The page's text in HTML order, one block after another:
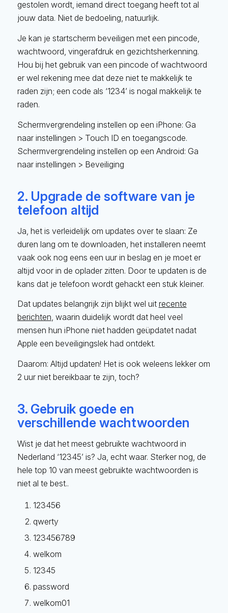
gestolen wordt, iemand direct toegang heeft tot al
jouw data. Niet de bedoeling, natuurlijk.
Je kan je startscherm beveiligen met een pincode,
wachtwoord, vingerafdruk en gezichtsherkenning.
Hou bij het gebruik van een pincode of wachtwoord
er wel rekening mee dat deze niet te makkelijk te
raden zijn; een code als ‘1234’ is nogal makkelijk te
raden.
Schermvergrendeling instellen op een iPhone: Ga
naar instellingen > Touch ID en toegangscode.
Schermvergrendeling instellen op een Android: Ga
naar instellingen > Beveiliging
2. Upgrade de software van je
telefoon altijd
Ja, het is verleidelijk om updates over te slaan: Ze
duren lang om te downloaden, het installeren neemt
vaak ook nog eens een uur in beslag en je moet er
altijd voor in de oplader zitten. Door te updaten is de
kans dat je telefoon wordt gehackt een stuk kleiner.
Dat updates belangrijk zijn blijkt wel uit recente
berichten, waarin duidelijk wordt dat heel veel
mensen hun iPhone niet hadden geüpdatet nadat
Apple een beveiligingslek had ontdekt.
Daarom: Altijd updaten! Het is ook weleens lekker om
2 uur niet bereikbaar te zijn, toch?
3. Gebruik goede en
verschillende wachtwoorden
Wist je dat het meest gebruikte wachtwoord in
Nederland ‘12345’ is? Ja, echt waar. Sterker nog, de
hele top 10 van meest gebruikte wachtwoorden is
niet al te best..
123456
qwerty
123456789
welkom
12345
password
welkom01